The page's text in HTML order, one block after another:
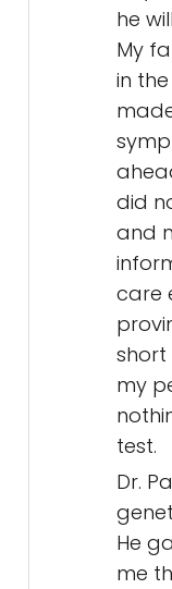
he
My
in
did
and
care
short
my
test.
Dr.
He
me